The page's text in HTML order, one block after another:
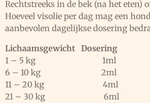
Rechtstreeks in de bek (na het eten)
Hoeveel visolie per dag mag een
aanbevolen dagelijkse dosering
Lichaamsgewicht Dosering
1 – 5 kg 1ml
6 – 10 kg 2ml
11 – 20 kg 4ml
21 – 30 kg 6ml